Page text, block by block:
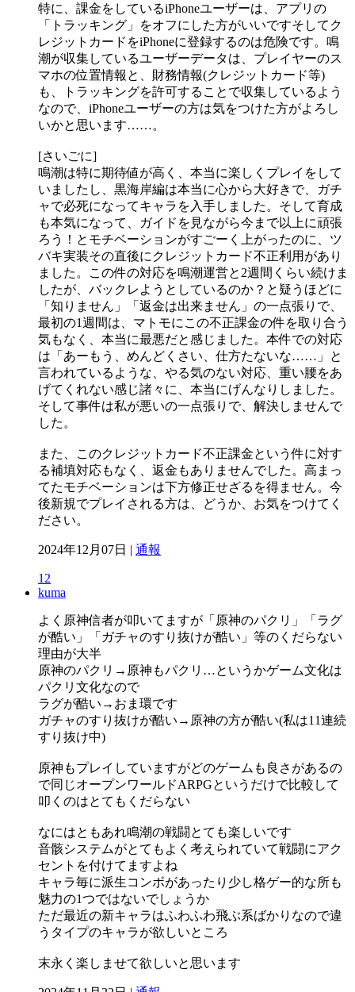
特に、課金をしているiPhoneユーザーは、アプリの
「トラッキング」をオフにした方がいいですそしてク
レジットカードをiPhoneに登録するのは危険です。鳴
潮が収集しているユーザーデータは、プレイヤーのス
マホの位置情報と、財務情報(クレジットカード等)
も、トラッキングを許可することで収集しているよう
なので、iPhoneユーザーの方は気をつけた方がよろし
いかと思います……。
[さいごに]
鳴潮は特に期待値が高く、本当に楽しくプレイをして
いましたし、黒海岸編は本当に心から大好きで、ガチ
ャで必死になってキャラを入手しました。そして育成
も本気になって、ガイドを見ながら今まで以上に頑張
ろう！とモチベーションがすごーく上がったのに、ツ
バキ実装その直後にクレジットカード不正利用があり
ました。この件の対応を鳴潮運営と2週間くらい続けま
したが、バックレようとしているのか？と疑うほどに
「知りません」「返金は出来ません」の一点張りで、
最初の1週間は、マトモにこの不正課金の件を取り合う
気もなく、本当に最悪だと感じました。本件での対応
は「あーもう、めんどくさい、仕方たないな……」と
言われているような、やる気のない対応、重い腰をあ
げてくれない感じ諸々に、本当にげんなりしました。
そして事件は私が悪いの一点張りで、解決しませんで
した。
また、このクレジットカード不正課金という件に対す
る補填対応もなく、返金もありませんでした。高まっ
てたモチベーションは下方修正せざるを得ません。今
後新規でプレイされる方は、どうか、お気をつけてく
ださい。
2024年12月07日 | 通報
12
kuma
よく原神信者が叩いてますが「原神のパクリ」「ラグ
が酷い」「ガチャのすり抜けが酷い」等のくだらない
理由が大半
原神のパクリ→原神もパクリ…というかゲーム文化は
パクリ文化なので
ラグが酷い→おま環です
ガチャのすり抜けが酷い→原神の方が酷い(私は11連続
すり抜け中)
原神もプレイしていますがどのゲームも良さがあるの
で同じオープンワールドARPGというだけで比較して
叩くのはとてもくだらない
なにはともあれ鳴潮の戦闘とても楽しいです
音骸システムがとてもよく考えられていて戦闘にアク
セントを付けてますよね
キャラ毎に派生コンボがあったり少し格ゲー的な所も
魅力の1つではないでしょうか
ただ最近の新キャラはふわふわ飛ぶ系ばかりなので違
うタイプのキャラが欲しいところ
末永く楽しませて欲しいと思います